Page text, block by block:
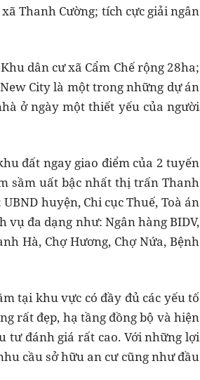
Thanh Cường; tích cực giải ngân
dân cư xã Cẩm Chế rộng 28ha;
City là một trong những dự án
ở ngày một thiết yếu của người
đất ngay giao điểm của 2 tuyến
sầm uất bậc nhất thị trấn Thanh
huyện, Chi cục Thuế, Toà án
đa dạng như: Ngân hàng BIDV,
Hà, Chợ Hương, Chợ Nứa, Bệnh
tại khu vực có đầy đủ các yếu tố
rất đẹp, hạ tầng đồng bộ và hiện
tư đánh giá rất cao. Với những lợi
cầu sở hữu an cư cũng như đầu